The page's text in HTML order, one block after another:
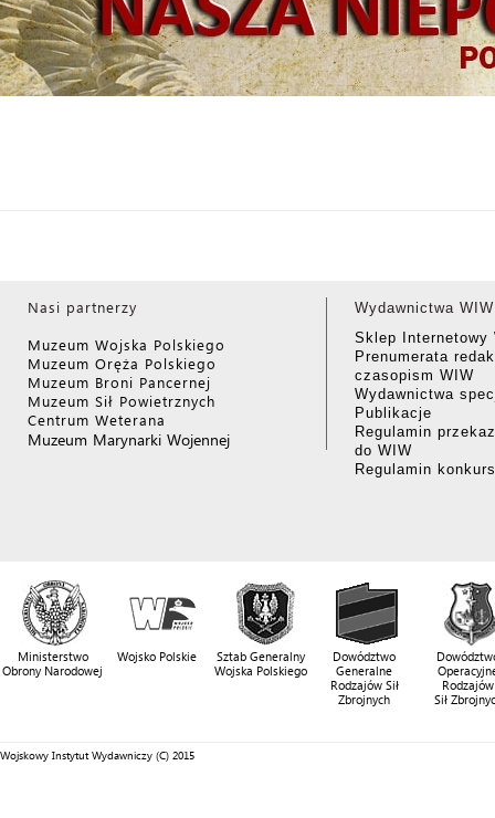
Nasi partnerzy
Muzeum Wojska Polskiego
Muzeum Oręża Polskiego
Muzeum Broni Pancernej
Muzeum Sił Powietrznych
Centrum Weterana
Muzeum Marynarki Wojennej
Wydawnictwa WIW
Sklep Internetowy
Prenumerata
czasopism WIW
Wydawnictwa
Publikacje
Regulamin
do WIW
Regulamin
Ministerstwo
Obrony Narodowej
Wojsko Polskie
Sztab Generalny
Wojska Polskiego
Dowództwo
Generalne
Rodzajów Sił
Zbrojnych
Rodzajów
Sił
Wojskowy Instytut Wydawniczy (C) 2015